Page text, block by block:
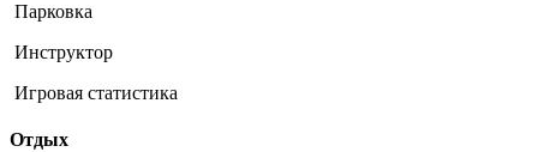
Парковка
Инструктор
Игровая статистика
Отдых